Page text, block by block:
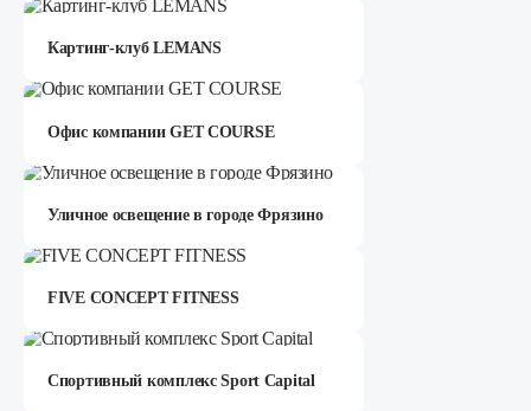
Картинг-клуб LEMANS
Офис компании GET COURSE
Уличное освещение в городе Фрязино
FIVE CONCEPT FITNESS
Спортивный комплекс Sport Capital